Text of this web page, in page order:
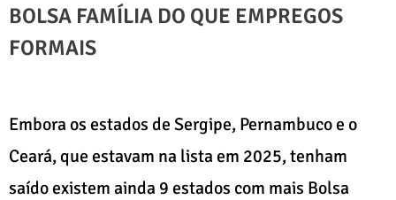
BOLSA FAMÍLIA DO QUE EMPREGOS
FORMAIS
Embora os estados de Sergipe, Pernambuco e o
Ceará, que estavam na lista em 2025, tenham
saído existem ainda 9 estados com mais Bolsa